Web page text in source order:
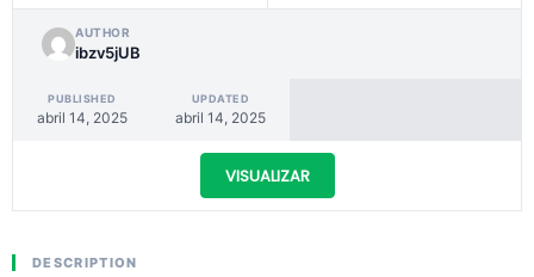
AUTHOR
ibzv5jUB
PUBLISHED
abril 14, 2025
UPDATED
abril 14, 2025
VISUALIZAR
DESCRIPTION